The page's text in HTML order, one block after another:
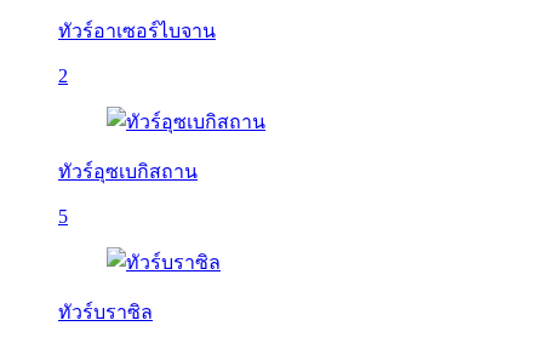
ทัวร์อาเซอร์ไบจาน
2
ทัวร์อุซเบกิสถาน
5
ทัวร์บราซิล